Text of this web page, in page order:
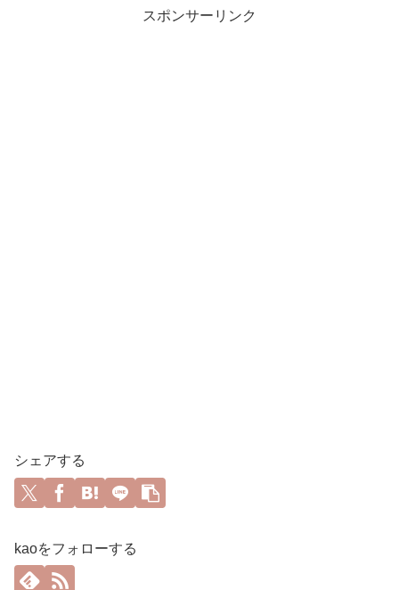
スポンサーリンク
シェアする
kaoをフォローする